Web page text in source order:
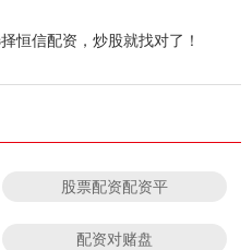
恒信配资，炒股就找对了！
股票配资配资平
配资对赌盘